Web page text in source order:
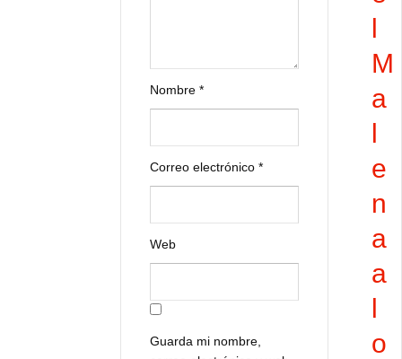
Nombre*
Correo electrónico*
Web
Guarda mi nombre,
l
M
a
l
e
n
a
a
l
o